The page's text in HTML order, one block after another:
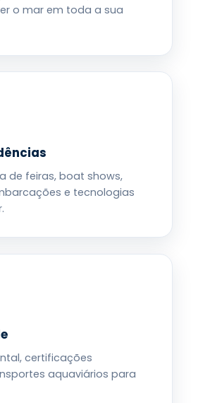
o mar em toda a sua
de feiras, boat shows,
e tecnologias
certificações
aquaviários para